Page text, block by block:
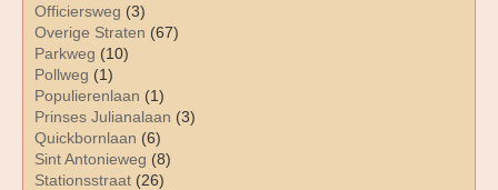
Officiersweg (3)
Overige Straten (67)
Parkweg (10)
Pollweg (1)
Populierenlaan (1)
Prinses Julianalaan (3)
Quickbornlaan (6)
Sint Antonieweg (8)
Stationsstraat (26)